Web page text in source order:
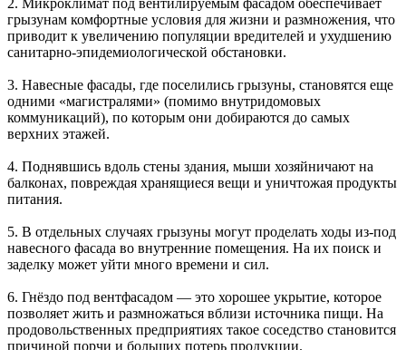
2. Микроклимат под вентилируемым фасадом обеспечивает
грызунам комфортные условия для жизни и размножения, что
приводит к увеличению популяции вредителей и ухудшению
санитарно-эпидемиологической обстановки.
3. Навесные фасады, где поселились грызуны, становятся еще
одними «магистралями» (помимо внутридомовых
коммуникаций), по которым они добираются до самых
верхних этажей.
4. Поднявшись вдоль стены здания, мыши хозяйничают на
балконах, повреждая хранящиеся вещи и уничтожая продукты
питания.
5. В отдельных случаях грызуны могут проделать ходы из-под
навесного фасада во внутренние помещения. На их поиск и
заделку может уйти много времени и сил.
6. Гнёздо под вентфасадом — это хорошее укрытие, которое
позволяет жить и размножаться вблизи источника пищи. На
продовольственных предприятиях такое соседство становится
причиной порчи и больших потерь продукции.